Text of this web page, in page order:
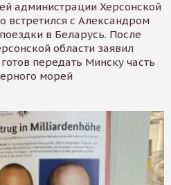
администрации Херсонской
встретился с Александром
в Беларусь. После
области заявил
передать Минску часть
морей